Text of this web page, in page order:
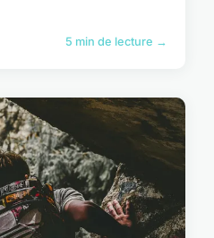
5 min de lecture →